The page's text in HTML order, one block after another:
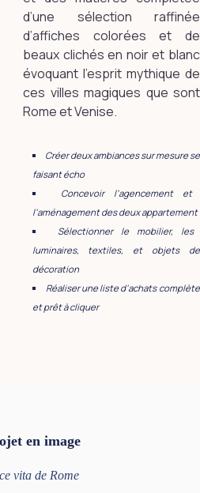
d’une sélection raffinée
d’affiches colorées et de
beaux clichés en noir et blanc
évoquant l’esprit mythique de
ces villes magiques que sont
Rome et Venise.
Créer deux ambiances sur mesure se
faisant écho
Concevoir l’agencement et
l’aménagement des deux appartement
Sélectionner le mobilier, les
luminaires, textiles, et objets de
décoration
Réaliser une liste d’achats complète
et prêt à cliquer
en image
vita de Rome